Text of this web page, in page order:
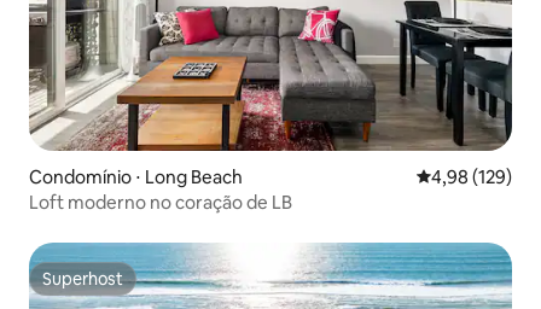
Condomínio ⋅ Long Beach 4,98 de uma
4,98 (129)
Loft moderno no coração de LB
Superhost
Superhost